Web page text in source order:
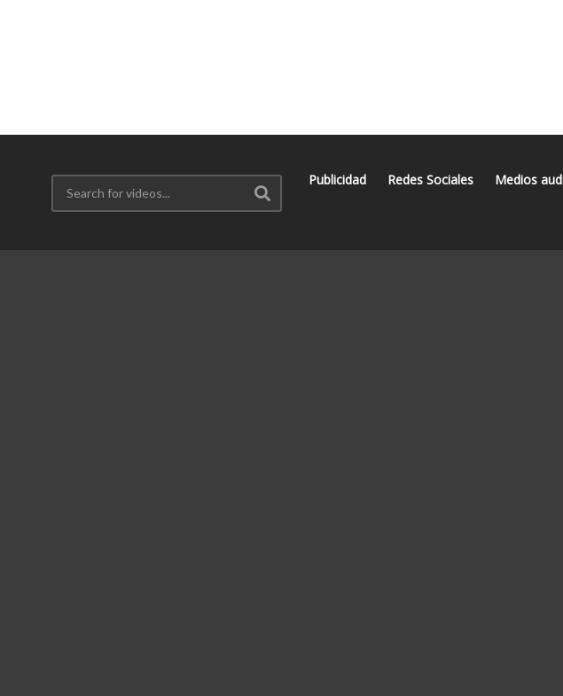
Publicidad Redes Sociales Medios